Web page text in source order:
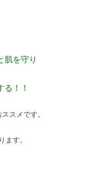
を守り
！！
スメです。
ます。